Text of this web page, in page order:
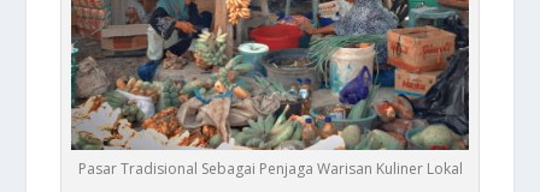
Pasar Tradisional Sebagai Penjaga Warisan Kuliner Lokal